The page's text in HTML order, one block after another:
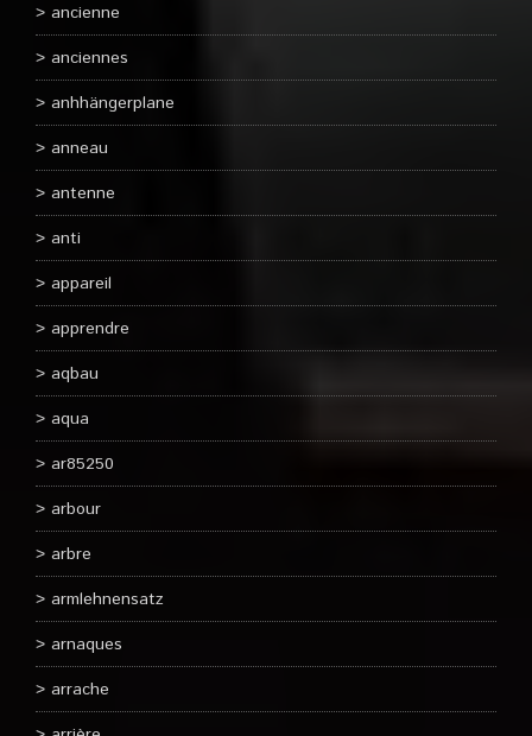
ancienne
anciennes
anhhängerplane
anneau
antenne
anti
appareil
apprendre
aqbau
aqua
ar85250
arbour
arbre
armlehnensatz
arnaques
arrache